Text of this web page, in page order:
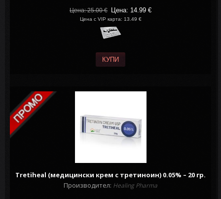
Цена: 25.00€ Цена: 14.99 €
Цена с VIP карта: 13.49 €
КУПИ
Tretiheal (медицински крем с третиноин) 0.05% – 20 гр.
Производител: Healing Pharma